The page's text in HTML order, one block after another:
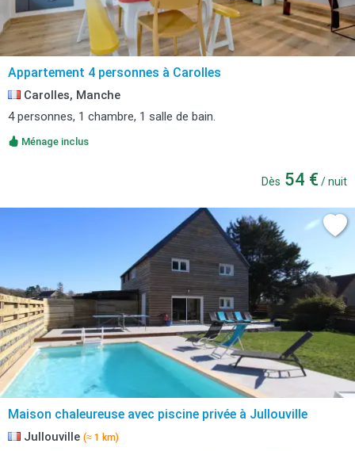
Appartement 4 personnes à Carolles
Carolles, Manche
4 personnes, 1 chambre, 1 salle de bain.
Ménage inclus
Dès 54 € / nuit
Maison chaleureuse avec piscine privée à Jullouville
Jullouville (≈ 1 km)